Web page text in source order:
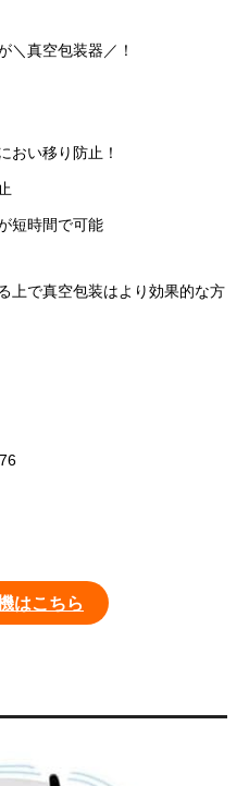
＼真空包装器／！
おい移り防止！
短時間で可能
上で真空包装はより効果的な方
はこちら